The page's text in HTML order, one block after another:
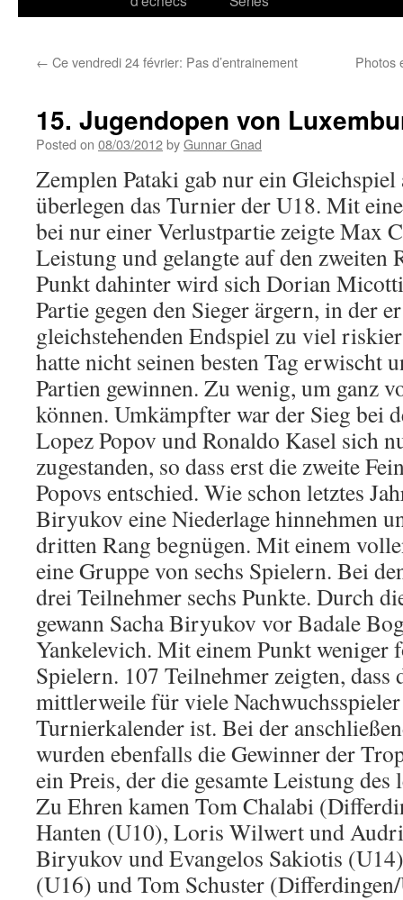
← Ce vendredi 24 février: Pas d’entrainement Photos
15. Jugendopen von
Posted on 08/03/2012byGunnar Gnad
Zemplen Pataki gab nur ein Gleichspiel
überlegen das Turnier der U18. Mit
bei nur einer Verlustpartie zeigte Max
Leistung und gelangte auf den zweiten
Punkt dahinter wird sich Dorian
Partie gegen den Sieger ärgern, in der
gleichstehenden Endspiel zu viel
hatte nicht seinen besten Tag erwischt
Partien gewinnen. Zu wenig, um ganz
können. Umkämpfter war der Sieg bei
Lopez Popov und Ronaldo Kasel sich
zugestanden, so dass erst die zweite
Popovs entschied. Wie schon letztes
Biryukov eine Niederlage hinnehmen
dritten Rang begnügen. Mit einem
eine Gruppe von sechs Spielern. Bei
drei Teilnehmer sechs Punkte. Durch
gewann Sacha Biryukov vor Badale
Yankelevich. Mit einem Punkt weniger
Spielern. 107 Teilnehmer zeigten, dass
mittlerweile für viele
Turnierkalender ist. Bei der
wurden ebenfalls die Gewinner der
ein Preis, der die gesamte Leistung des
Zu Ehren kamen Tom Chalabi
Hanten (U10), Loris Wilwert und
Biryukov und Evangelos Sakiotis
(U16) und Tom Schuster